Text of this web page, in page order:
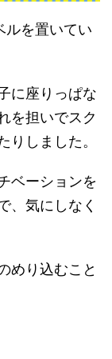
ルを置いてい
に座りっぱな
を担いでスク
りしました。
ベーションを
、気にしなく
めり込むこと